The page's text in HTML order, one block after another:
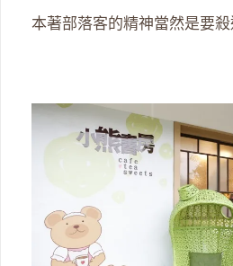
本著部落客的精神當然是要